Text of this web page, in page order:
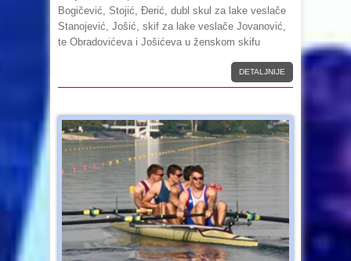
Bogičević, Stojić, Đerić, dubl skul za lake veslače
Stanojević, Jošić, skif za lake veslače Jovanović,
te Obradovićeva i Jošićeva u ženskom skifu
DETALJNIJE